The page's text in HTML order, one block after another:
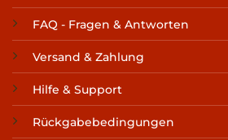
FAQ - Fragen & Antworten
Versand & Zahlung
Hilfe & Support
Rückgabebedingungen